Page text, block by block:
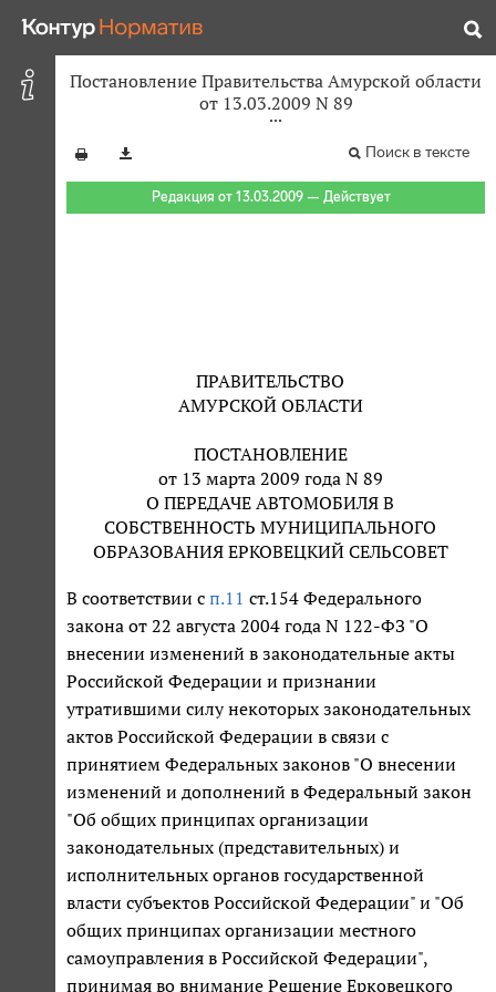
Постановление Правительства Амурской области
от 13.03.2009 N 89
Поиск в тексте
Редакция от 13.03.2009 — Действует
ПРАВИТЕЛЬСТВО
АМУРСКОЙ ОБЛАСТИ
ПОСТАНОВЛЕНИЕ
от 13 марта 2009 года N 89
О ПЕРЕДАЧЕ АВТОМОБИЛЯ В
СОБСТВЕННОСТЬ МУНИЦИПАЛЬНОГО
ОБРАЗОВАНИЯ ЕРКОВЕЦКИЙ СЕЛЬСОВЕТ
В соответствии с п.11 ст.154 Федерального
закона от 22 августа 2004 года N 122-ФЗ "О
внесении изменений в законодательные акты
Российской Федерации и признании
утратившими силу некоторых законодательных
актов Российской Федерации в связи с
принятием Федеральных законов "О внесении
изменений и дополнений в Федеральный закон
"Об общих принципах организации
законодательных (представительных) и
исполнительных органов государственной
власти субъектов Российской Федерации" и "Об
общих принципах организации местного
самоуправления в Российской Федерации",
принимая во внимание Решение Ерковецкого